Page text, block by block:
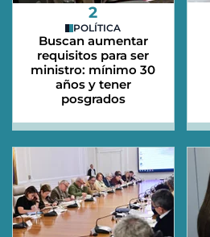
2
POLÍTICA
Buscan aumentar
requisitos para ser
ministro: mínimo 30
años y tener
posgrados